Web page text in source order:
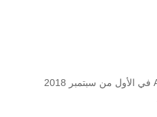
أوقف AV Chat تطوير وبيع AVChat في الأول من سبتمبر 2018